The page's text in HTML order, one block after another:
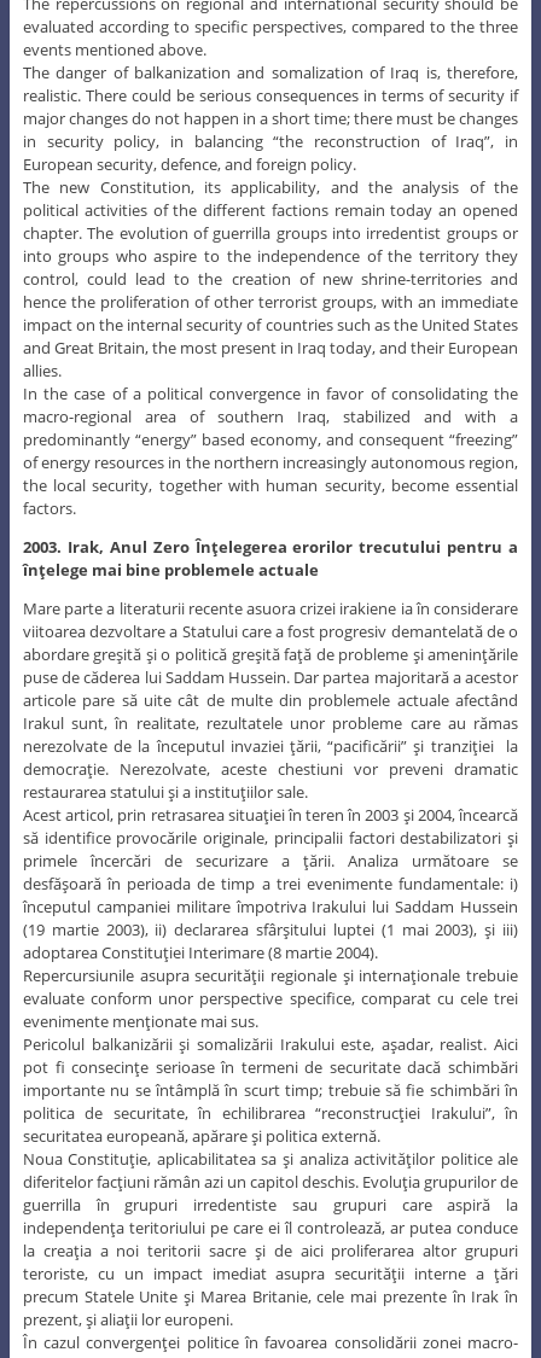
evaluated according to specific perspectives, compared to the three
events mentioned above.
The danger of balkanization and somalization of Iraq is, therefore,
realistic. There could be serious consequences in terms of security if
major changes do not happen in a short time; there must be changes
in security policy, in balancing “the reconstruction of Iraq”, in
European security, defence, and foreign policy.
The new Constitution, its applicability, and the analysis of the
political activities of the different factions remain today an opened
chapter. The evolution of guerrilla groups into irredentist groups or
into groups who aspire to the independence of the territory they
control, could lead to the creation of new shrine-territories and
hence the proliferation of other terrorist groups, with an immediate
impact on the internal security of countries such as the United States
and Great Britain, the most present in Iraq today, and their European
allies.
In the case of a political convergence in favor of consolidating the
macro-regional area of southern Iraq, stabilized and with a
predominantly “energy” based economy, and consequent “freezing”
of energy resources in the northern increasingly autonomous region,
the local security, together with human security, become essential
factors.
2003. Irak, Anul Zero Înţelegerea erorilor trecutului pentru a
înţelege mai bine problemele actuale
Mare parte a literaturii recente asuora crizei irakiene ia în considerare
viitoarea dezvoltare a Statului care a fost progresiv demantelată de o
abordare greşită şi o politică greşită faţă de probleme şi ameninţările
puse de căderea lui Saddam Hussein. Dar partea majoritară a acestor
articole pare să uite cât de multe din problemele actuale afectând
Irakul sunt, în realitate, rezultatele unor probleme care au rămas
nerezolvate de la începutul invaziei ţării, “pacificării” şi tranziţiei la
democraţie. Nerezolvate, aceste chestiuni vor preveni dramatic
restaurarea statului şi a instituţiilor sale.
Acest articol, prin retrasarea situaţiei în teren în 2003 şi 2004, încearcă
să identifice provocările originale, principalii factori destabilizatori şi
primele încercări de securizare a ţării. Analiza următoare se
desfăşoară în perioada de timp a trei evenimente fundamentale: i)
începutul campaniei militare împotriva Irakului lui Saddam Hussein
(19 martie 2003), ii) declararea sfârşitului luptei (1 mai 2003), şi iii)
adoptarea Constituţiei Interimare (8 martie 2004).
Repercursiunile asupra securităţii regionale şi internaţionale trebuie
evaluate conform unor perspective specifice, comparat cu cele trei
evenimente menţionate mai sus.
Pericolul balkanizării şi somalizării Irakului este, aşadar, realist. Aici
pot fi consecinţe serioase în termeni de securitate dacă schimbări
importante nu se întâmplă în scurt timp; trebuie să fie schimbări în
politica de securitate, în echilibrarea “reconstrucţiei Irakului”, în
securitatea europeană, apărare şi politica externă.
Noua Constituţie, aplicabilitatea sa şi analiza activităţilor politice ale
diferitelor facţiuni rămân azi un capitol deschis. Evoluţia grupurilor de
guerrilla în grupuri irredentiste sau grupuri care aspiră la
independenţa teritoriului pe care ei îl controlează, ar putea conduce
la creaţia a noi teritorii sacre şi de aici proliferarea altor grupuri
teroriste, cu un impact imediat asupra securităţii interne a ţări
precum Statele Unite şi Marea Britanie, cele mai prezente în Irak în
prezent, şi aliaţii lor europeni.
În cazul convergenţei politice în favoarea consolidării zonei macro-